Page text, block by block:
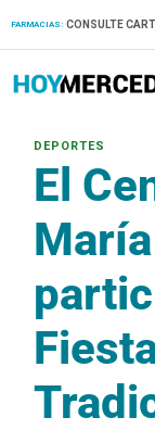
FARMACIAS: CONSULTE
El